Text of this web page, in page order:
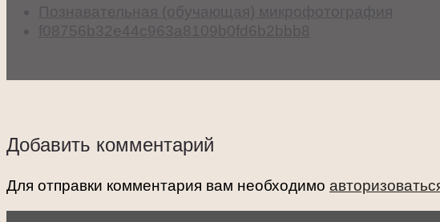
Добавить комментарий
Для отправки комментария вам необходимо